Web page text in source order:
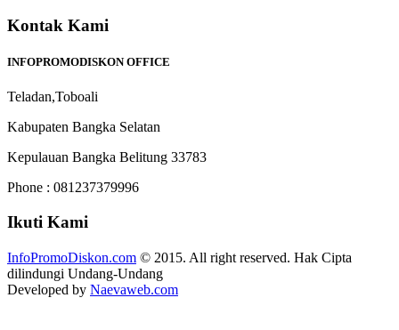
Kontak Kami
INFOPROMODISKON OFFICE
Teladan,Toboali
Kabupaten Bangka Selatan
Kepulauan Bangka Belitung 33783
Phone : 081237379996
Ikuti Kami
InfoPromoDiskon.com © 2015. All right reserved. Hak Cipta
dilindungi Undang-Undang
Developed by Naevaweb.com